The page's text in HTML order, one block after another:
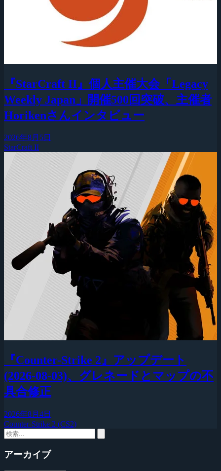
『StarCraft II』個人主催大会「Legacy
Weekly Japan」開催500回突破、主催者
Horikenさんインタビュー
2026年8月5日
StarCraft II
『Counter-Strike 2』アップデート
(2026-08-03)、グレネードとマップの不
具合修正
2026年8月4日
Counter-Strike 2 (CS2)
アーカイブ